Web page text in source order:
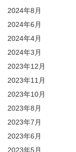
2024年8月
2024年6月
2024年4月
2024年3月
2023年12月
2023年11月
2023年10月
2023年8月
2023年7月
2023年6月
2023年5月